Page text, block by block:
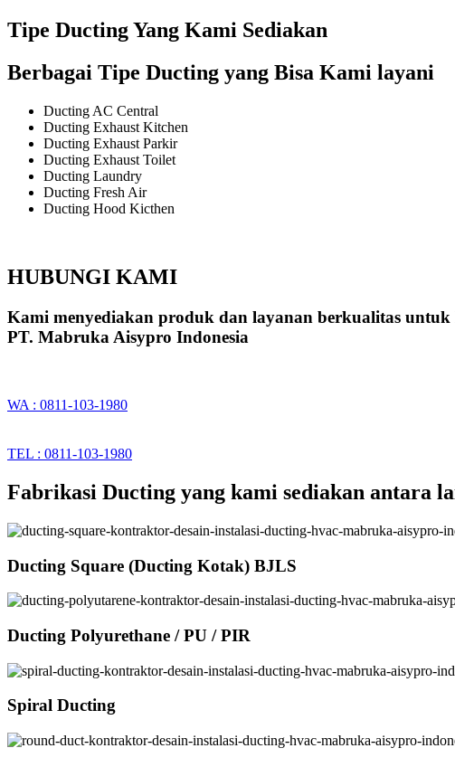
Tipe Ducting Yang Kami Sediakan
Berbagai Tipe Ducting yang Bisa Kami layani
Ducting AC Central
Ducting Exhaust Kitchen
Ducting Exhaust Parkir
Ducting Exhaust Toilet
Ducting Laundry
Ducting Fresh Air
Ducting Hood Kicthen
HUBUNGI KAMI
Kami menyediakan produk dan layanan berkualitas
PT. Mabruka Aisypro Indonesia
WA : 0811-103-1980
TEL : 0811-103-1980
Fabrikasi Ducting yang kami sediakan antara
Ducting Square (Ducting Kotak) BJLS
Ducting Polyurethane / PU / PIR
Spiral Ducting